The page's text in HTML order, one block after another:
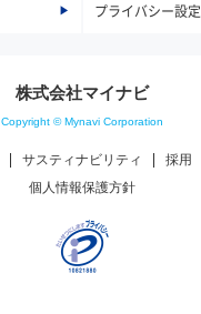
プライバシー設定
株式会社マイナビ
Copyright © Mynavi Corporation
サスティナビリティ 採用
個人情報保護方針